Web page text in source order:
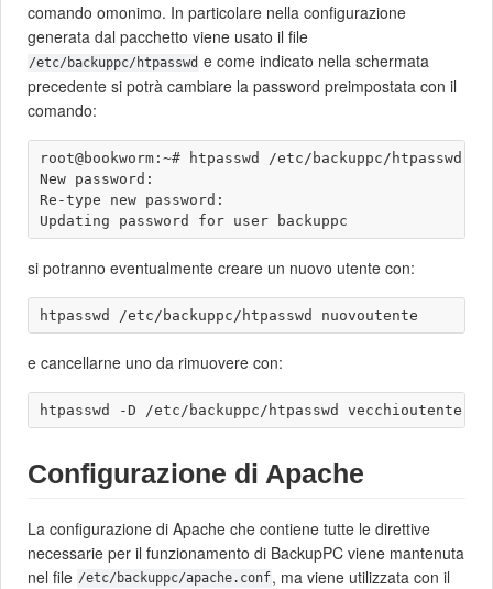
comando omonimo. In particolare nella configurazione
generata dal pacchetto viene usato il file
/etc/backuppc/htpasswd e come indicato nella schermata
precedente si potrà cambiare la password preimpostata con il
comando:
root@bookworm:~# htpasswd /etc/backuppc/htpasswd
New password:
Re-type new password:
si potranno eventualmente creare un nuovo utente con:
e cancellarne uno da rimuovere con:
Configurazione di Apache
La configurazione di Apache che contiene tutte le direttive
necessarie per il funzionamento di BackupPC viene mantenuta
nel file /etc/backuppc/apache.conf, ma viene utilizzata con il